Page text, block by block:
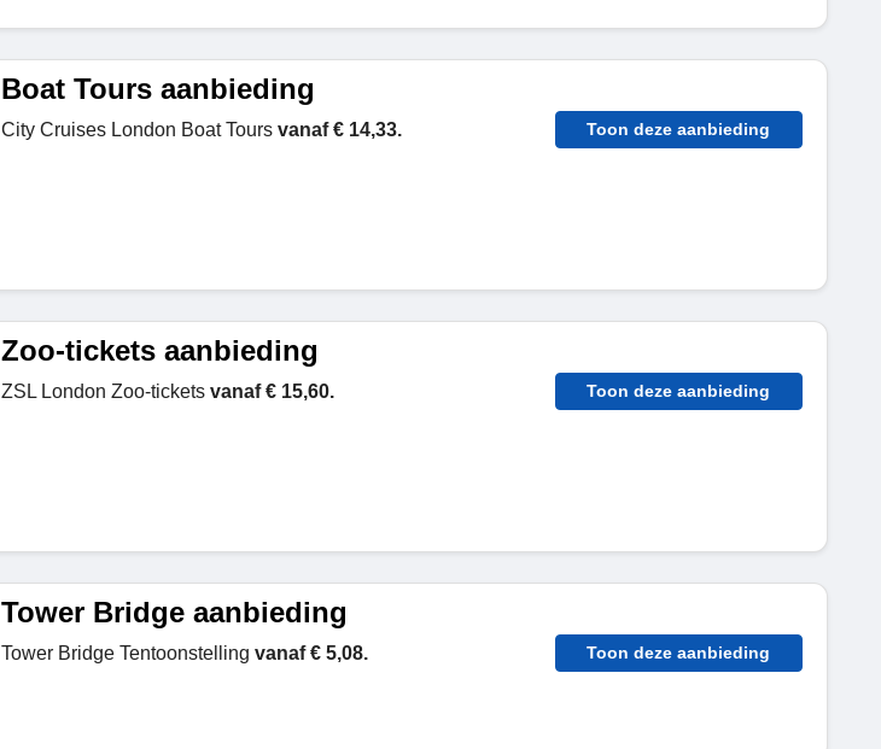
Boat Tours aanbieding
City Cruises London Boat Toursvanaf € 14,33. Toon deze aanbieding
Zoo-tickets aanbieding
ZSL London Zoo-tickets vanaf € 15,60. Toon deze aanbieding
Tower Bridge aanbieding
Tower Bridge Tentoonstelling vanaf € 5,08. Toon deze aanbieding